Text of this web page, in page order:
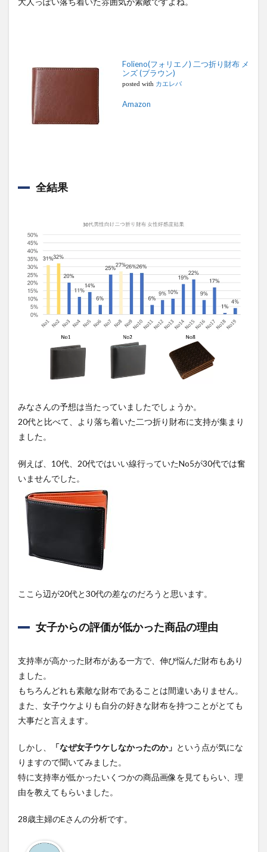
Folieno(フォリエノ) 二つ折り財布 メ
ンズ (ブラウン)
posted with カエレバ
Amazon
全結果
みなさんの予想は当たっていましたでしょうか。
20代と比べて、より落ち着いた二つ折り財布に支持が集まり
ました。
例えば、10代、20代ではいい線行っていたNo5が30代では奮
いませんでした。
ここら辺が20代と30代の差なのだろうと思います。
女子からの評価が低かった商品の理由
支持率が高かった財布がある一方で、伸び悩んだ財布もあり
ました。
もちろんどれも素敵な財布であることは間違いありません。
また、女子ウケよりも自分の好きな財布を持つことがとても
大事だと言えます。
しかし、 「なぜ女子ウケしなかったのか」 という点が気にな
りますので聞いてみました。
特に支持率が低かったいくつかの商品画像を見てもらい、理
由を教えてもらいました。
28歳主婦のEさんの分析です。